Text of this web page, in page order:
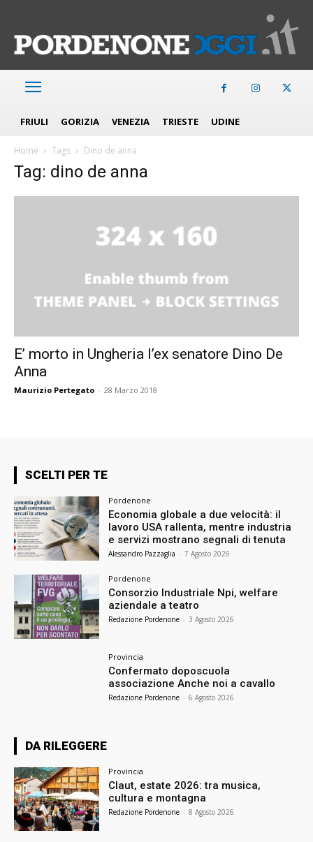
FRIULI GORIZIA VENEZIA TRIESTE UDINE
Home Tags Dino de anna
Tag: dino de anna
E’ morto in Ungheria l’ex senatore Dino De
Anna
Maurizio Pertegato - 28 Marzo 2018
SCELTI PER TE
Pordenone
Economia globale a due velocità: il
lavoro USA rallenta, mentre industria
e servizi mostrano segnali di tenuta
Alessandro Pazzaglia - 7 Agosto 2026
Pordenone
Consorzio Industriale Npi, welfare
aziendale a teatro
Redazione Pordenone - 3 Agosto 2026
Provincia
Confermato doposcuola
associazione Anche noi a cavallo
Redazione Pordenone - 6 Agosto 2026
DA RILEGGERE
Provincia
Claut, estate 2026: tra musica,
cultura e montagna
Redazione Pordenone - 8 Agosto 2026